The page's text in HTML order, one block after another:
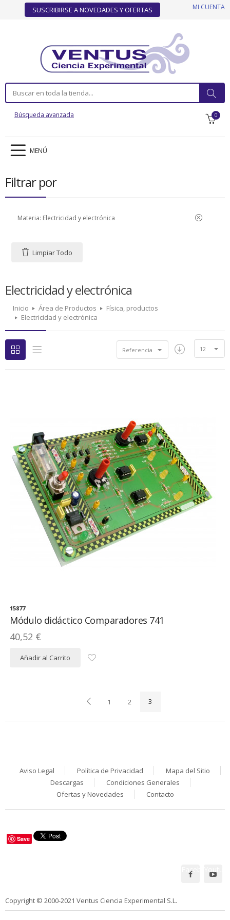
SUSCRIBIRSE A NOVEDADES Y OFERTAS MI CUENTA
Búsqueda avanzada 0
MENÚ
Filtrar por
Materia: Electricidad y electrónica
Limpiar Todo
Electricidad y electrónica
Inicio Área de Productos
Física, productos
Electricidad y electrónica
12
Referencia
15877
Módulo didáctico Comparadores 741
40,52 €
Añadir al Carrito
1 2 3
Aviso Legal Política de Privacidad
Mapa del Sitio
Descargas
Condiciones Generales
Ofertas y Novedades
Contacto
Save
Facebook
Copyright © 2000-2021 Ventus Ciencia Experimental S.L.